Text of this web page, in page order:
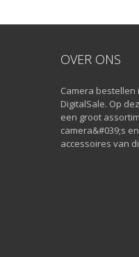
OVER ONS
Camera
DigitalSale. Op
een groot
camera&#039;s
accessoires van